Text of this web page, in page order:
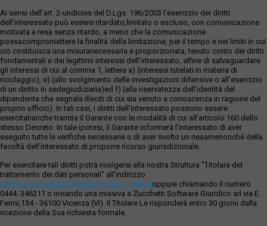
Ai sensi dell’art. 2-undicies del D.Lgs. 196/2003 l’esercizio dei diritti
dell’interessato può essere ritardato,limitato o escluso, con comunicazione
motivata e resa senza ritardo, a meno che la comunicazione
possacompromettere la finalità della limitazione, per il tempo e nei limiti in cui
ciò costituisca una misuranecessaria e proporzionata, tenuto conto dei diritti
fondamentali e dei legittimi interessi dell’interessato, alfine di salvaguardare
gli interessi di cui al comma 1, lettere a) (interessi tutelati in materia di
riciclaggio), e) (allo svolgimento delle investigazioni difensive o all’esercizio
di un diritto in sedegiudiziaria)ed f) (alla riservatezza dell’identità del
dipendente che segnala illeciti di cui sia venuto a conoscenza in ragione del
proprio ufficio). In tali casi, i diritti dell’interessato possono essere
esercitatianche tramite il Garante con le modalità di cui all’articolo 160 dello
stesso Decreto. In tale ipotesi, il Garante informerà l’interessato di aver
eseguito tutte le verifiche necessarie o di aver svolto un riesamenonché della
facoltà dell’interessato di proporre ricorso giurisdizionale.
Per esercitare tali diritti potrà rivolgersi alla nostra Struttura "Titolare del
trattamento dei dati personali" all'indirizzo
ufficio.privacy@zucchettisofwaregiuridico.itoppure chiamando il numero
0444. 346211 o inviando una missiva a Zucchetti Software Giuridico srl via E.
Fermi,134 - 36100 Vicenza (VI). Il Titolare Le risponderà entro 30 giorni dalla
ricezione della Sua richiesta formale.